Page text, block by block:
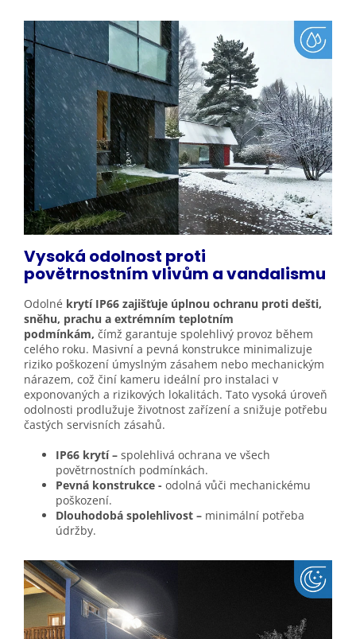
Vysoká odolnost proti
povětrnostním vlivům avandalismu
Odolné krytí IP66 zajišťuje úplnou ochranu proti dešti,
sněhu, prachu a extrémním teplotním
podmínkám, čímž garantuje spolehlivý provoz během
celého roku. Masivní a pevná konstrukce minimalizuje
riziko poškození úmyslným zásahem nebo mechanickým
nárazem, což činí kameru ideální pro instalaci v
exponovaných a rizikových lokalitách. Tato vysoká úroveň
odolnosti prodlužuje životnost zařízení a snižuje potřebu
častých servisních zásahů.
IP66 krytí – spolehlivá ochrana ve všech
povětrnostních podmínkách.
Pevná konstrukce - odolná vůči mechanickému
poškození.
Dlouhodobá spolehlivost – minimální potřeba
údržby.